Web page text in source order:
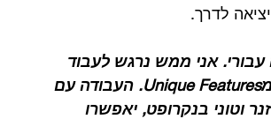
לדרך.
אני ממש נרגש לעבוד
בשיתוף עם רנדה איובי ודוד קורבט מRGH, מייקל לין ובוב שיי מUnique Features. העבודה עם
וטוני בנקרופט, יאפשרו